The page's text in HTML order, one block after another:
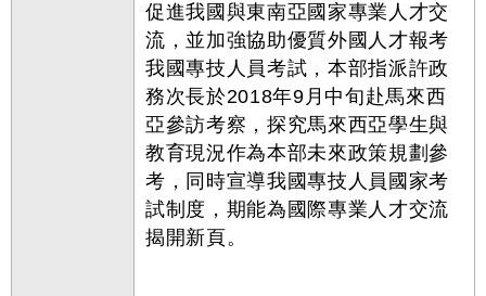
促進我國與東南亞國家專業人才交
流，並加強協助優質外國人才報考
我國專技人員考試，本部指派許政
務次長於2018年9月中旬赴馬來西
亞參訪考察，探究馬來西亞學生與
教育現況作為本部未來政策規劃參
考，同時宣導我國專技人員國家考
試制度，期能為國際專業人才交流
揭開新頁。